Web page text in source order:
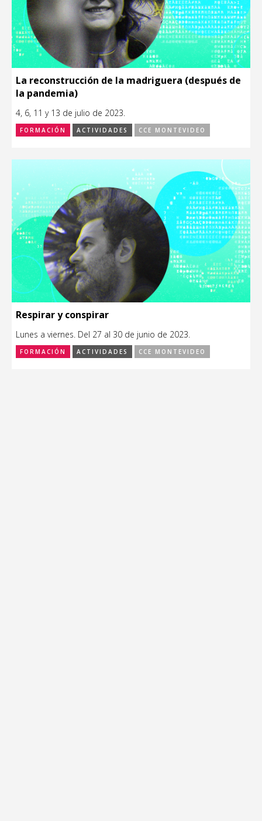
La reconstrucción de la madriguera (después de
la pandemia)
4, 6, 11 y 13 de julio de 2023.
FORMACIÓN ACTIVIDADES CCE MONTEVIDEO
Respirar y conspirar
Lunes a viernes. Del 27 al 30 de junio de 2023.
FORMACIÓN ACTIVIDADES CCE MONTEVIDEO